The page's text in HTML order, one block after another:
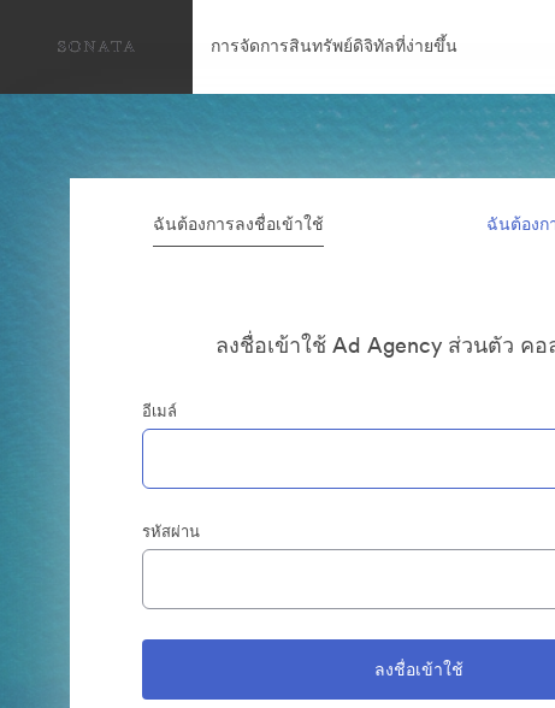
การจัดการสินทรัพย์ดิจิทัลที่ง่ายขึ้น
ฉันต้องการลงชื่อเข้าใช้ ฉันต้องก
ลงชื่อเข้าใช้ Ad Agency ส่วนตัว คอ
อีเมล์
รหัสผ่าน